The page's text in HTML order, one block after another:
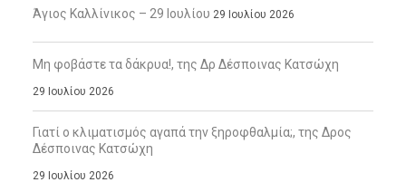
Άγιος Καλλίνικος – 29 Ιουλίου 29 Ιουλίου 2026
Μη φοβάστε τα δάκρυα!, της Δρ Δέσποινας Κατσώχη
29 Ιουλίου 2026
Γιατί ο κλιματισμός αγαπά την ξηροφθαλμία;, της Δρος
Δέσποινας Κατσώχη
29 Ιουλίου 2026